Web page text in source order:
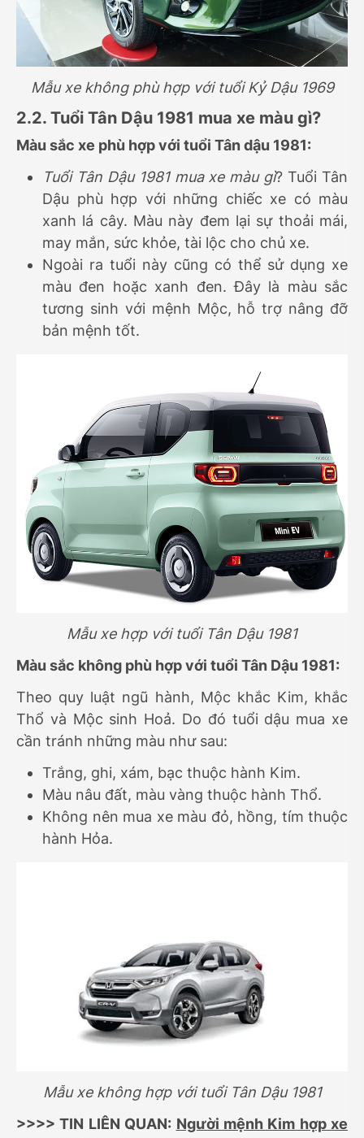
Mẫu xe không phù hợp với tuổi Kỷ Dậu 1969
2.2. Tuổi Tân Dậu 1981 mua xe màu gì?
Màu sắc xe phù hợp với tuổi Tân dậu 1981:
Tuổi Tân Dậu 1981 mua xe màu gì? Tuổi Tân
Dậu phù hợp với những chiếc xe có màu
xanh lá cây. Màu này đem lại sự thoải mái,
may mắn, sức khỏe, tài lộc cho chủ xe.
Ngoài ra tuổi này cũng có thể sử dụng xe
màu đen hoặc xanh đen. Đây là màu sắc
tương sinh với mệnh Mộc, hỗ trợ nâng đỡ
bản mệnh tốt.
Mẫu xe hợp với tuổi Tân Dậu 1981
Màu sắc không phù hợp với tuổi Tân Dậu 1981:
Theo quy luật ngũ hành, Mộc khắc Kim, khắc
Thổ và Mộc sinh Hoả. Do đó tuổi dậu mua xe
cần tránh những màu như sau:
Trắng, ghi, xám, bạc thuộc hành Kim.
Màu nâu đất, màu vàng thuộc hành Thổ.
Không nên mua xe màu đỏ, hồng, tím thuộc
hành Hỏa.
Mẫu xe không hợp với tuổi Tân Dậu 1981
>>>> TIN LIÊN QUAN: Người mệnh Kim hợp xe